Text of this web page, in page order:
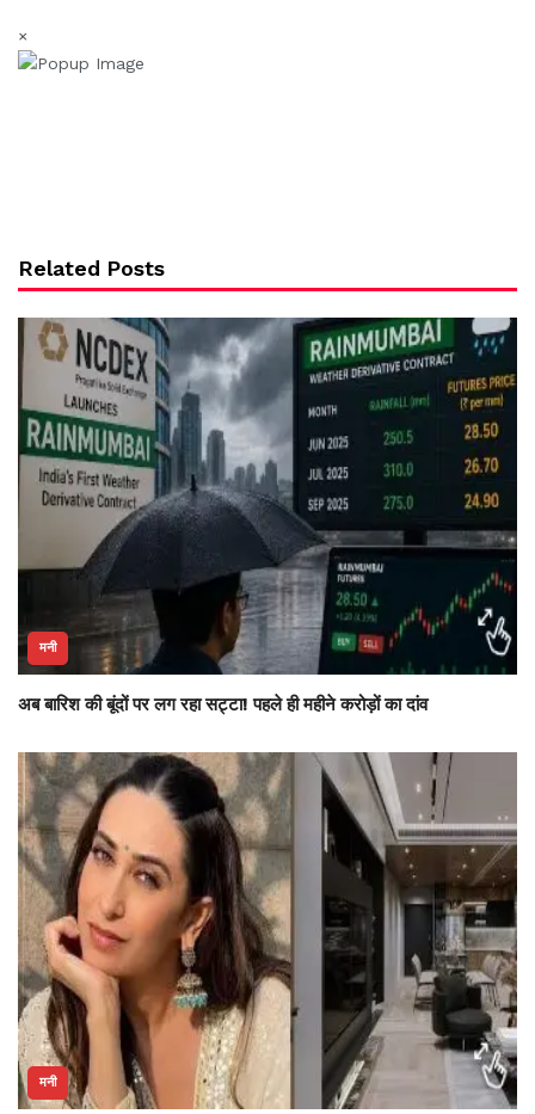
×
Related Posts
मनी
अब बारिश की बूंदों पर लग रहा सट्टा! पहले ही महीने करोड़ों का दांव
मनी